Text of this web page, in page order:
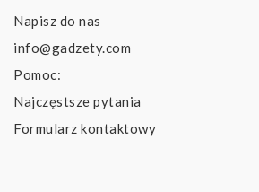
Napisz do nas
info@gadzety.com
Pomoc:
Najczęstsze pytania
Formularz kontaktowy